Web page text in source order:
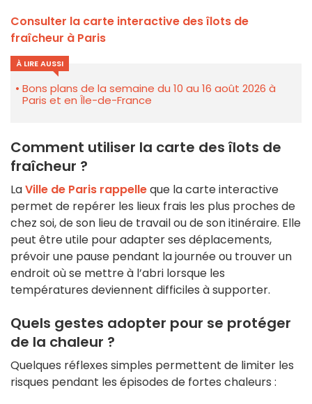
Consulter la carte interactive des îlots de
fraîcheur à Paris
À LIRE AUSSI
Bons plans de la semaine du 10 au 16 août 2026 à
Paris et en Île-de-France
Comment utiliser la carte des îlots de
fraîcheur ?
LaVille de Paris rappelleque la carte interactive
permet de repérer les lieux frais les plus proches de
chez soi, de son lieu de travail ou de son itinéraire. Elle
peut être utile pour adapter ses déplacements,
prévoir une pause pendant la journée ou trouver un
endroit où se mettre à l’abri lorsque les
températures deviennent difficiles à supporter.
Quels gestes adopter pour se protéger
de la chaleur ?
Quelques réflexes simples permettent de limiter les
risques pendant les épisodes de fortes chaleurs :